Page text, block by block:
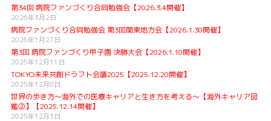
第34回 病院ファンづくり合同勉強会【2026.3.4開催】
2026年3月2日
病院ファンづくり合同勉強会 第3回関東地方会【2026.1.30開催】
2026年1月27日
第3回 病院ファンづくり甲子園 決勝大会【2026.1.10開催】
2025年12月11日
TOKYO未来共創ドラフト会議2025【2025.12.20開催】
2025年12月8日
世界の歩き方〜海外での医療キャリアと生き方を考える〜【海外キャリア図
鑑②】【2025.12.14開催】
2025年12月3日